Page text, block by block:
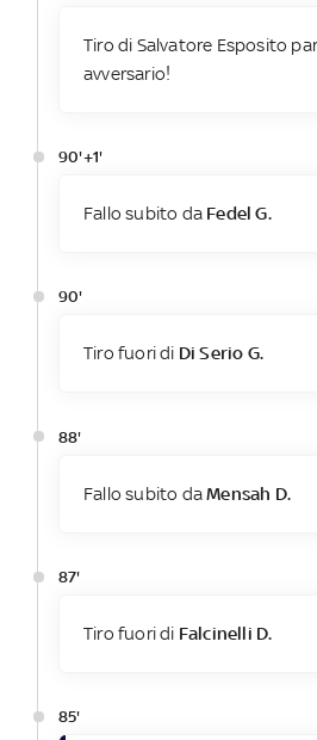
Tiro di Salvatore Esposito
avversario!
90'+1'
Fallo subito da Fedel G.
90'
Tiro fuori di Di Serio G.
88'
Fallo subito daMensah D.
87'
Tiro fuori di Falcinelli D.
85'